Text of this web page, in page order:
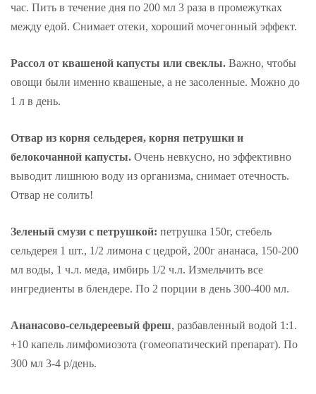
час. Пить в течение дня по 200 мл 3 раза в промежутках
между едой. Снимает отеки, хороший мочегонный эффект.
Рассол от квашеной капусты или свеклы. Важно, чтобы
овощи были именно квашеные, а не засоленные. Можно до
1 л в день.
Отвар из корня сельдерея, корня петрушки и
белокочанной капусты. Очень невкусно, но эффективно
выводит лишнюю воду из организма, снимает отечность.
Отвар не солить!
Зеленый смузи с петрушкой: петрушка 150г, стебель
сельдерея 1 шт., 1/2 лимона с цедрой, 200г ананаса, 150-200
мл воды, 1 ч.л. меда, имбирь 1/2 ч.л. Измельчить все
ингредиенты в блендере. По 2 порции в день 300-400 мл.
Ананасово-сельдереевый фреш, разбавленный водой 1:1.
+10 капель лимфомиозота (гомеопатический препарат). По
300 мл 3-4 р/день.